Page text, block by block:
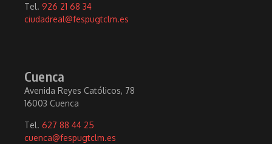
Tel. 926 21 68 34
ciudadreal@fespugtclm.es
Cuenca
Avenida Reyes Católicos, 78
16003 Cuenca
Tel. 627 88 44 25
cuenca@fespugtclm.es